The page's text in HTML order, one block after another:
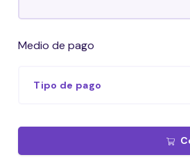
Medio de pago
Tipo de pago